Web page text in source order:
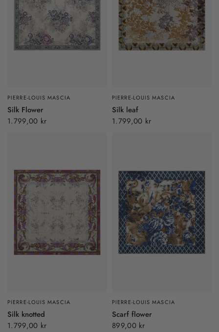
PIERRE-LOUIS MASCIA
Silk Flower
1.799,00 kr
PIERRE-LOUIS MASCIA
Silk leaf
1.799,00 kr
PIERRE-LOUIS MASCIA
Silk knotted
1.799,00 kr
PIERRE-LOUIS MASCIA
Scarf flower
899,00 kr